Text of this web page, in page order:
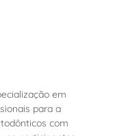
em
para a
com